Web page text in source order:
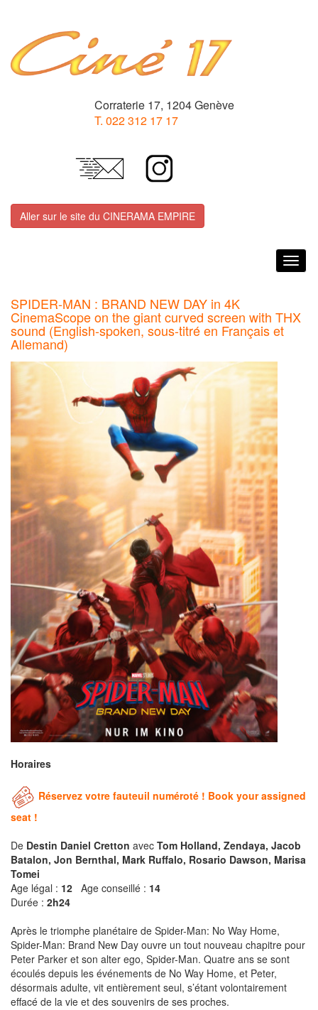
Corraterie 17, 1204 Genève
T. 022 312 17 17
Aller sur le site du CINERAMA EMPIRE
SPIDER-MAN : BRAND NEW DAY in 4K
CinemaScope on the giant curved screen with THX
sound (English-spoken, sous-titré en Français et
Allemand)
Horaires
Réservez votre fauteuil numéroté ! Book your assigned
seat !
De Destin Daniel Cretton avec Tom Holland, Zendaya, Jacob
Batalon, Jon Bernthal, Mark Ruffalo, Rosario Dawson, Marisa
Tomei
Age légal : 12 Age conseillé : 14
Durée : 2h24
Après le triomphe planétaire de Spider-Man: No Way Home,
Spider-Man: Brand New Day ouvre un tout nouveau chapitre pour
Peter Parker et son alter ego, Spider-Man. Quatre ans se sont
écoulés depuis les événements de No Way Home, et Peter,
désormais adulte, vit entièrement seul, s’étant volontairement
effacé de la vie et des souvenirs de ses proches.